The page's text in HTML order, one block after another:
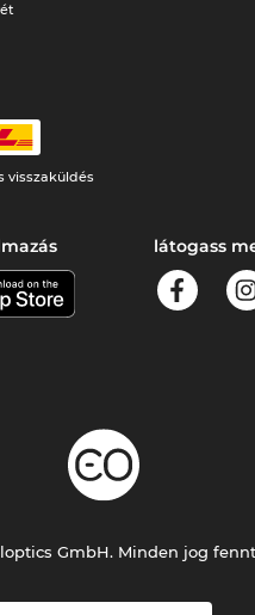
visszaküldés
látogass
GmbH. Minden jog